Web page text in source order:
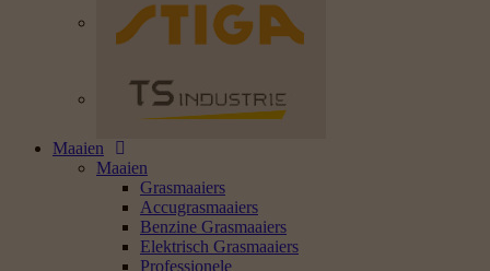
Maaien
Maaien
Grasmaaiers
Accugrasmaaiers
Benzine Grasmaaiers
Elektrisch Grasmaaiers
Professionele